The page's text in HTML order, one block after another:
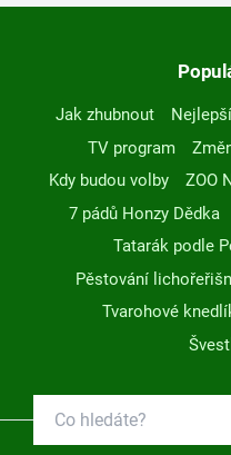
Jak zhubnout
TV program
Kdy budou volby
ZOO
7 pádů Honzy Dědka
Tatarák podle
Pěstování
Tvarohové